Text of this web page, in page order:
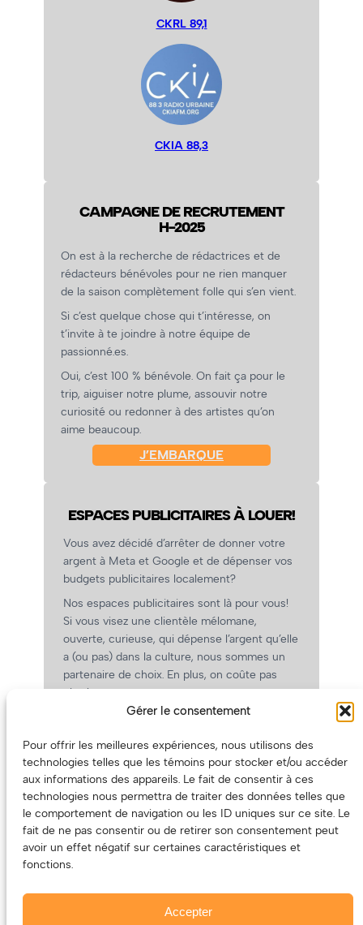
Gérer le consentement
Pour offrir les meilleures expériences, nous utilisons des
technologies telles que les témoins pour stocker et/ou accéder
aux informations des appareils. Le fait de consentir à ces
technologies nous permettra de traiter des données telles que
le comportement de navigation ou les ID uniques sur ce site. Le
fait de ne pas consentir ou de retirer son consentement peut
avoir un effet négatif sur certaines caractéristiques et
fonctions.
Accepter
CKRL 89,1
CKIA 88,3
CAMPAGNE DE RECRUTEMENT
H-2025
On est à la recherche de rédactrices et de
rédacteurs bénévoles pour ne rien manquer
de la saison complètement folle qui s’en vient.
Si c’est quelque chose qui t’intéresse, on
t’invite à te joindre à notre équipe de
passionné.es.
Oui, c’est 100 % bénévole. On fait ça pour le
trip, aiguiser notre plume, assouvir notre
curiosité ou redonner à des artistes qu’on
aime beaucoup.
J’EMBARQUE
ESPACES PUBLICITAIRES À LOUER!
Vous avez décidé d’arrêter de donner votre
argent à Meta et Google et de dépenser vos
budgets publicitaires localement?
Nos espaces publicitaires sont là pour vous!
Si vous visez une clientèle mélomane,
ouverte, curieuse, qui dépense l’argent qu’elle
a (ou pas) dans la culture, nous sommes un
partenaire de choix. En plus, on coûte pas
cher!
On prépare une grille tarifaire intéressante et
(Oui, on va avoir des tarifs spéciaux pour
vous, les artistes!)